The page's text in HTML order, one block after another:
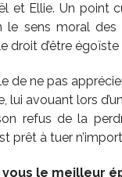
et Ellie. Un point
le sens moral
droit d’être
de ne pas
lui avouant lors
refus de la
prêt à tuer
le meilleur